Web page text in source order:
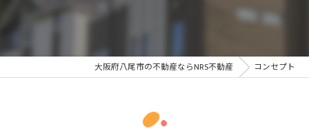
大阪府八尾市の不動産ならNRS不動産 コンセプト